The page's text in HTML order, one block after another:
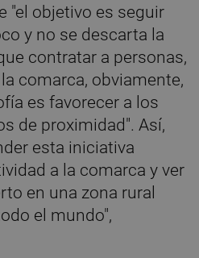
"el objetivo es seguir
y no se descarta la
contratar a personas,
comarca, obviamente,
es favorecer a los
de proximidad". Así,
esta iniciativa
a la comarca y ver
en una zona rural
el mundo",